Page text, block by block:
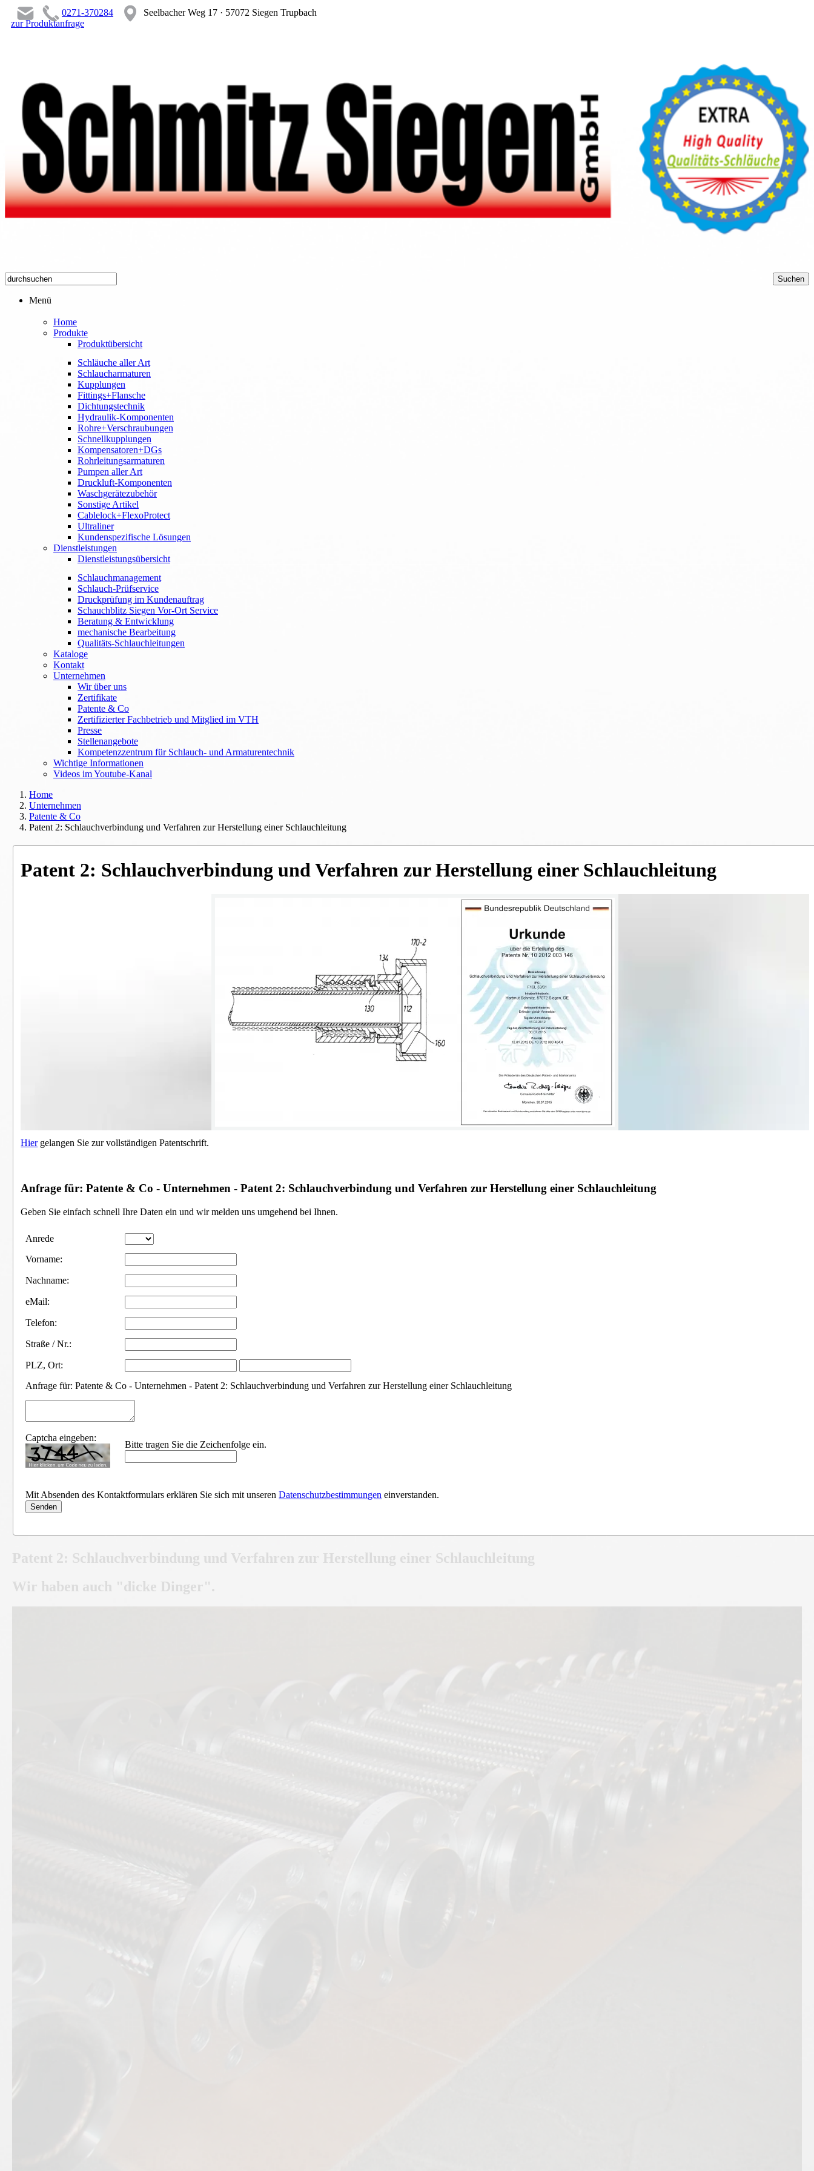
0271-370284
Seelbacher Weg 17 · 57072 Siegen Trupbach
zur Produktanfrage
Menü
Home
Produkte
Produktübersicht
Schläuche aller Art
Schlaucharmaturen
Kupplungen
Fittings+Flansche
Dichtungstechnik
Hydraulik-Komponenten
Rohre+Verschraubungen
Schnellkupplungen
Kompensatoren+DGs
Rohrleitungsarmaturen
Pumpen aller Art
Druckluft-Komponenten
Waschgerätezubehör
Sonstige Artikel
Cablelock+FlexoProtect
Ultraliner
Kundenspezifische Lösungen
Dienstleistungen
Dienstleistungsübersicht
Schlauchmanagement
Schlauch-Prüfservice
Druckprüfung im Kundenauftrag
Schauchblitz Siegen Vor-Ort Service
Beratung & Entwicklung
mechanische Bearbeitung
Qualitäts-Schlauchleitungen
Kataloge
Kontakt
Unternehmen
Wir über uns
Zertifikate
Patente & Co
Zertifizierter Fachbetrieb und Mitglied im VTH
Presse
Stellenangebote
Kompetenzzentrum für Schlauch- und Armaturentechnik
Wichtige Informationen
Videos im Youtube-Kanal
Home
Unternehmen
Patente & Co
Patent 2: Schlauchverbindung und Verfahren zur Herstellung einer Schlauchleitung
Patent 2: Schlauchverbindung und Verfahren zur Herstellung einer Schlauchleitung
Hiergelangen Sie zur vollständigen Patentschrift.
Anfrage für: Patente & Co - Unternehmen - Patent 2: Schlauchverbindung und Verfahren zur Herstellung einer Schlauchleitung
Geben Sie einfach schnell Ihre Daten ein und wir melden uns umgehend bei Ihnen.
Anrede
Vorname:
Nachname:
eMail:
Telefon:
Straße / Nr.:
PLZ,Ort:
Anfrage für: Patente & Co - Unternehmen - Patent 2: Schlauchverbindung und Verfahren zur Herstellung einer Schlauchleitung
Captcha eingeben:
Bitte tragen Sie die Zeichenfolge ein.
Mit Absenden des Kontaktformulars erklären Sie sich mit unserenDatenschutzbestimmungen einverstanden.
Anfrageformular
Patent 2: Schlauchverbindung und Verfahren zur Herstellung einer Schlauchleitung
Wir haben auch "dicke Dinger".